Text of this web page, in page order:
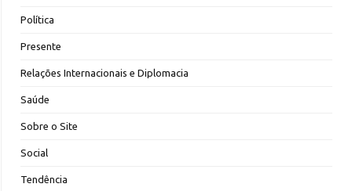
Política
Presente
Relações Internacionais e Diplomacia
Saúde
Sobre o Site
Social
Tendência